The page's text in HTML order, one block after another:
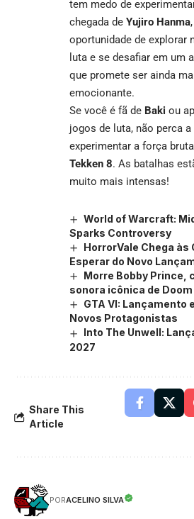
tem medo de
chegada de Yujiro Hanma
oportunidade de explorar
luta e se desafiar em um
que promete ser ainda
emocionante.
Se você é fã de Baki ou
jogos de luta, não perca a
experimentar a força
Tekken 8. As batalhas
muito mais intensas!
World of Warcraft:
Sparks Controversy
HorrorVale Chega às
Esperar do Novo
Morre Bobby Prince,
sonora icônica de Doom
GTA VI: Lançamento
Novos Protagonistas
Into The Unwell:
2027
Share This
Article
PORACELINO SILVA